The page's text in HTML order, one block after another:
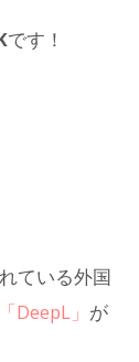
です！
ている外国
「DeepL」 が